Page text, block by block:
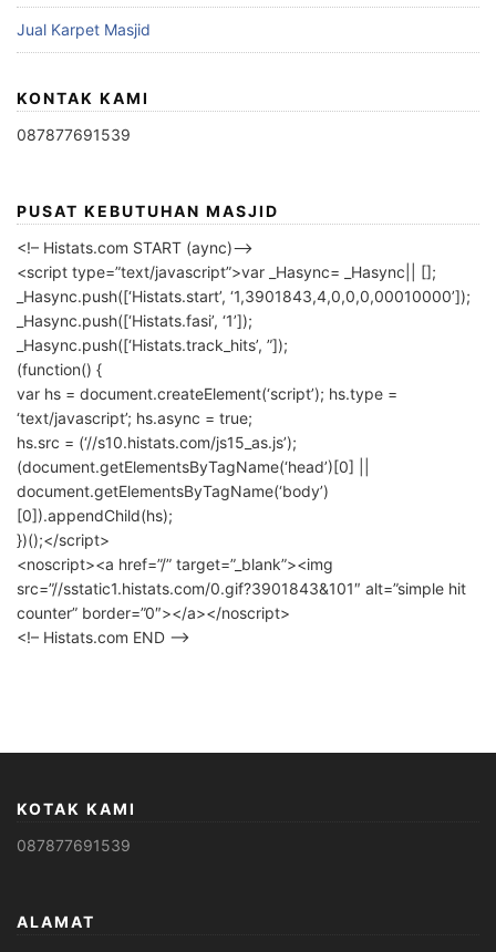
Jual Karpet Masjid
KONTAK KAMI
087877691539
PUSAT KEBUTUHAN MASJID
<!– Histats.com START (aync)–>
<script type=”text/javascript”>var _Hasync= _Hasync|| [];
_Hasync.push([‘Histats.start’, ‘1,3901843,4,0,0,0,00010000’]);
_Hasync.push([‘Histats.fasi’, ‘1’]);
_Hasync.push([‘Histats.track_hits’, ”]);
(function() {
var hs = document.createElement(‘script’); hs.type =
‘text/javascript’; hs.async = true;
hs.src = (‘//s10.histats.com/js15_as.js’);
(document.getElementsByTagName(‘head’)[0] ||
document.getElementsByTagName(‘body’)
[0]).appendChild(hs);
})();</script>
<noscript><a href=”/” target=”_blank”><img
src=”//sstatic1.histats.com/0.gif?3901843&101″ alt=”simple hit
counter” border=”0″></a></noscript>
<!– Histats.com END –>
KOTAK KAMI
087877691539
ALAMAT